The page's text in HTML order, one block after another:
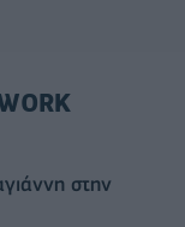
στην